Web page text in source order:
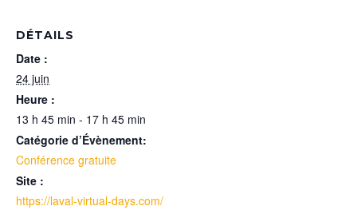
DÉTAILS
Date :
24 juin
Heure :
13 h 45 min - 17 h 45 min
Catégorie d’Évènement:
Conférence gratuite
Site :
https://laval-virtual-days.com/